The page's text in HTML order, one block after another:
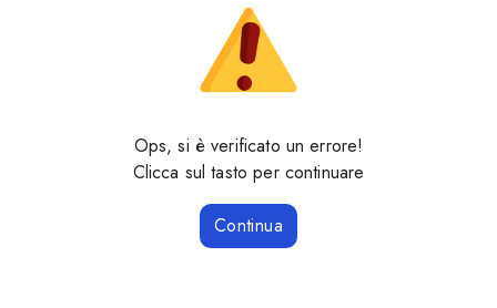
Ops, si è verificato un errore!
Clicca sul tasto per continuare
Continua